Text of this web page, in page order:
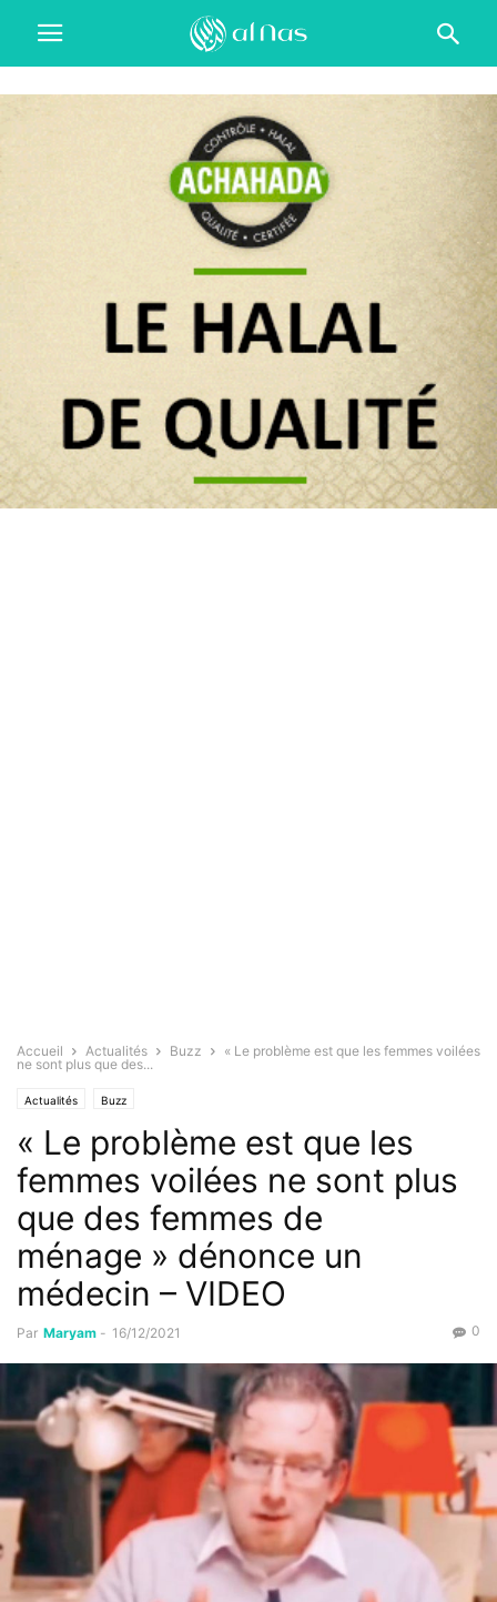
Accueil Actualités Buzz
« Le problème est que les femmes voilées
ne sont plus que des...
Actualités Buzz
« Le problème est que les
femmes voilées ne sont plus
que des femmes de
ménage » dénonce un
médecin – VIDEO
Par Maryam - 16/12/2021 0